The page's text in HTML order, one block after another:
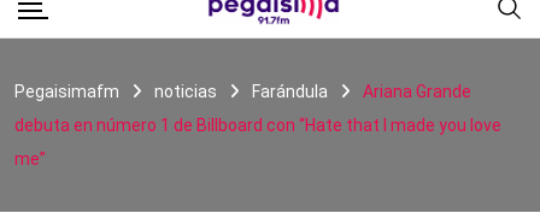
Pegaisimafm noticias Farándula
Ariana Grande
debuta en número 1 de Billboard con “Hate that I made you love
me”